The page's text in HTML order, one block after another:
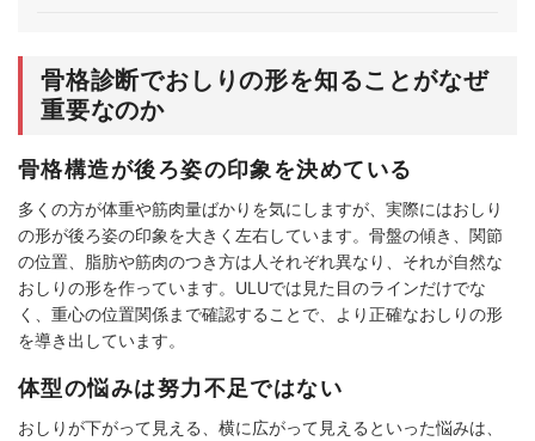
骨格診断でおしりの形を知ることがなぜ
重要なのか
骨格構造が後ろ姿の印象を決めている
多くの方が体重や筋肉量ばかりを気にしますが、実際にはおしり
の形が後ろ姿の印象を大きく左右しています。骨盤の傾き、関節
の位置、脂肪や筋肉のつき方は人それぞれ異なり、それが自然な
おしりの形を作っています。ULUでは見た目のラインだけでな
く、重心の位置関係まで確認することで、より正確なおしりの形
を導き出しています。
体型の悩みは努力不足ではない
おしりが下がって見える、横に広がって見えるといった悩みは、